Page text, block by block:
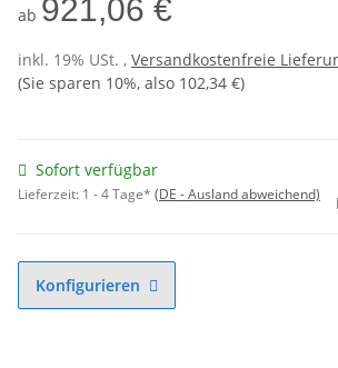
ab 921,06 €
inkl. 19% USt. , Versandkostenfreie
(Sie sparen 10%, also 102,34 €)
Sofort verfügbar
Lieferzeit: 1 - 4 Tage* (DE - Ausland abweichend)
Konfigurieren